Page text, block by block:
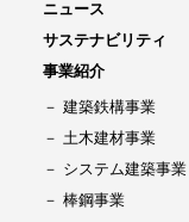
ニュース
サステナビリティ
事業紹介
建築鉄構事業
土木建材事業
システム建築事業
棒鋼事業